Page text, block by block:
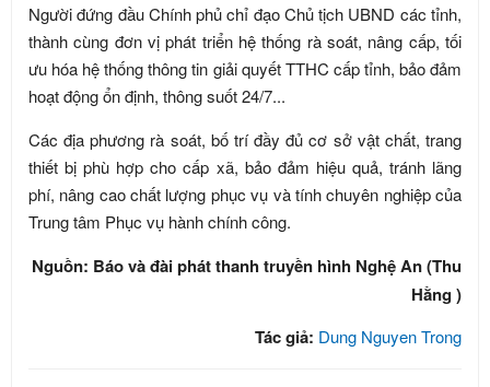
Người đứng đầu Chính phủ chỉ đạo Chủ tịch UBND các tỉnh,
thành cùng đơn vị phát triển hệ thống rà soát, nâng cấp, tối
ưu hóa hệ thống thông tin giải quyết TTHC cấp tỉnh, bảo đảm
hoạt động ổn định, thông suốt 24/7...
Các địa phương rà soát, bố trí đầy đủ cơ sở vật chất, trang
thiết bị phù hợp cho cấp xã, bảo đảm hiệu quả, tránh lãng
phí, nâng cao chất lượng phục vụ và tính chuyên nghiệp của
Trung tâm Phục vụ hành chính công.
Nguồn: Báo và đài phát thanh truyền hình Nghệ An (Thu
Hằng )
Tác giả: Dung Nguyen Trong